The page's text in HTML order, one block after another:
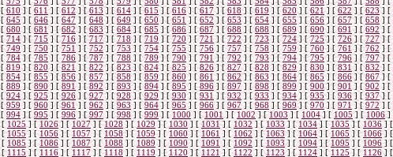
[610] [ 611] [612 ] [613] [614] [615 ] [616] [617 ] [618] [619 ] [620] [621] [622] [623] [
[ 645] [ 646 ] [647 ] [ 648] [ 649] [ 650] [651 ] [652] [653 ] [ 654 ] [ 655] [656 ] [657 ] [ 658 ] [
[ 680] [681] [ 682] [683 ] [684 ] [ 685 ] [ 686 ] [687 ] [688 ] [688 ] [ 689 ] [690] [ 691 ] [ 692 ] [
[714 ] [ 715 ] [716 ] [717] [718] [719 ] [720] [721 ] [ 722] [ 723 ] [724 ] [725] [ 726] [727] [
[749 ] [ 750 ] [751 ] [752 ] [753 ] [ 754] [755] [ 756] [ 757] [ 758 ] [759] [ 760 ] [ 761] [762 ] [
[ 784] [785] [786 ] [787] [ 788 ] [789] [ 790 ] [791] [792 ] [ 793] [794 ] [ 795] [796 ] [ 797] [
[819 ] [ 820] [821 ] [ 822] [ 823] [824] [ 825 ] [ 826 ] [827] [ 828 ] [829 ] [830 ] [831 ] [832] [
[854] [855 ] [856 ] [ 857 ] [858] [ 859 ] [860 ] [861 ] [ 862] [ 863] [ 864] [865 ] [ 866] [ 867 ] [
[ 889] [890] [ 891] [892 ] [ 893] [ 894 ] [ 895] [896 ] [897 ] [898] [ 899 ] [900] [ 901 ] [902 ] [
[924] [925] [926 ] [927] [928 ] [929 ] [ 930] [931 ] [932] [ 933] [934] [ 935] [ 936] [937] [
[959 ] [ 960 ] [961 ] [ 962 ] [963 ] [964] [965] [ 966] [ 967] [ 968 ] [969] [970 ] [ 971] [972] [
[ 994] [ 995] [ 996 ] [ 997 ] [998 ] [999] [ 1000 ] [1001 ] [ 1002 ] [1003 ] [ 1004] [1005 ] [1006]
[1025 ] [1026] [1027] [1028 ] [ 1029 ] [ 1030] [1031] [ 1032 ] [ 1033 ] [ 1034] [1035 ] [1036 ]
[1055] [1056] [1057 ] [ 1058] [ 1059] [ 1060] [ 1061 ] [1062] [1063 ] [1064 ] [ 1065] [1066] [
[ 1085] [1086] [1087] [ 1088 ] [ 1089 ] [1090] [ 1091 ] [ 1092 ] [1093] [ 1094 ] [1095 ] [1096]
[1115] [ 1116] [1117] [1118] [1119 ] [1120 ] [1121 ] [1122 ] [1123] [ 1124] [ 1125] [ 1126] [